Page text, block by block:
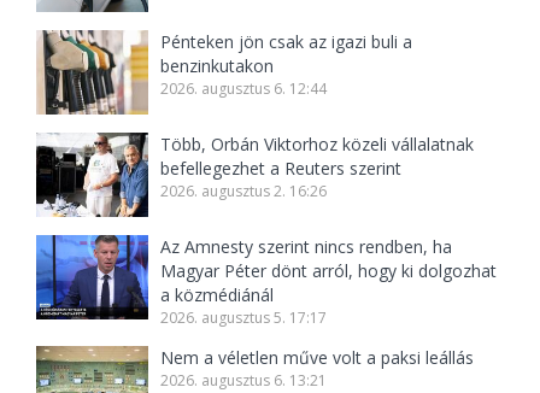
Pénteken jön csak az igazi buli a
benzinkutakon
2026. augusztus 6. 12:44
Több, Orbán Viktorhoz közeli vállalatnak
befellegezhet a Reuters szerint
2026. augusztus 2. 16:26
Az Amnesty szerint nincs rendben, ha
Magyar Péter dönt arról, hogy ki dolgozhat
a közmédiánál
2026. augusztus 5. 17:17
Nem a véletlen műve volt a paksi leállás
2026. augusztus 6. 13:21